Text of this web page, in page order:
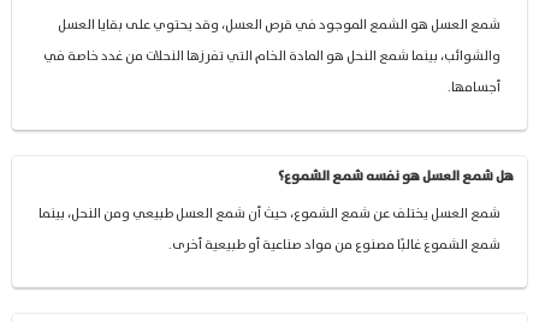
شمع العسل هو الشمع الموجود في قرص العسل، وقد يحتوي على بقايا العسل
والشوائب، بينما شمع النحل هو المادة الخام التي تفرزها النحلات من غدد خاصة في
أجسامها.
هل شمع العسل هو نفسه شمع الشموع؟
شمع العسل يختلف عن شمع الشموع، حيث أن شمع العسل طبيعي ومن النحل، بينما
شمع الشموع غالبًا مصنوع من مواد صناعية أو طبيعية أخرى.